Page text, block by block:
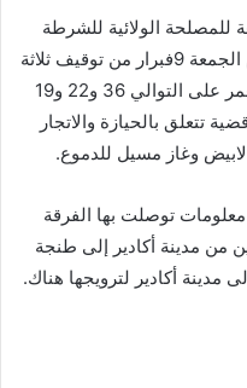
للمصلحة الولائية للشرطة
القضائية لولاية امن طنجة مساء امس الجمعة 9فبرار من توقيف ثلاثة
اشخاص بحي بئر الشفا يبلغون من العمر على التوالي 36 و22 و19
تتعلق بالحيازة والاتجار
وغاز مسيل للدموع.
توصلت بها الفرقة
من مدينة أكادير إلى طنجة
مدينة أكادير لترويجها هناك.